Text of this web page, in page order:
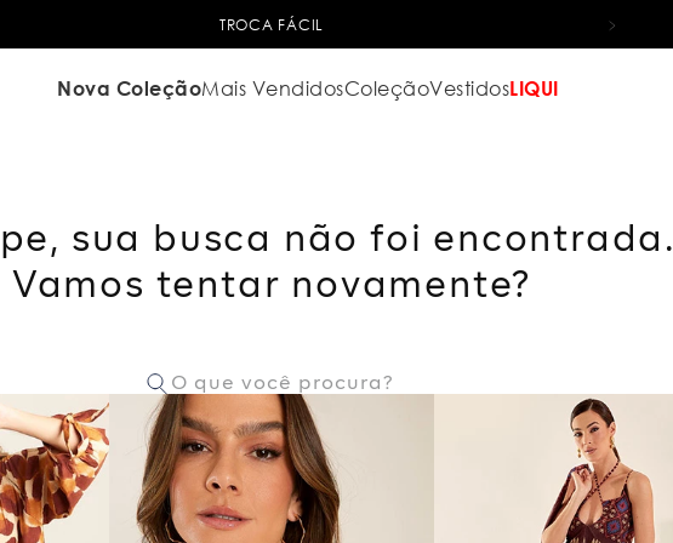
TROCA FÁCIL
Nova ColeçãoMais VendidosColeçãoVestidosLIQUI
sua busca não foi encontrada.
Vamos tentar novamente?